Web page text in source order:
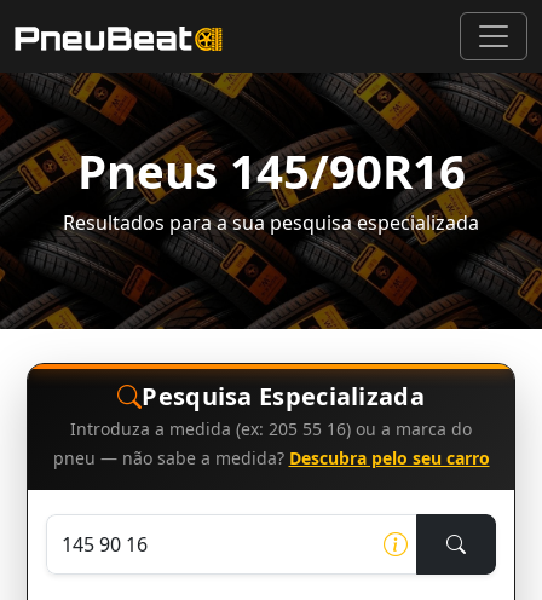
Pneus 145/90R16
Resultados para a sua pesquisa especializada
Pesquisa Especializada
Introduza a medida (ex: 205 55 16) ou a marca do
pneu — não sabe a medida? Descubra pelo seu carro